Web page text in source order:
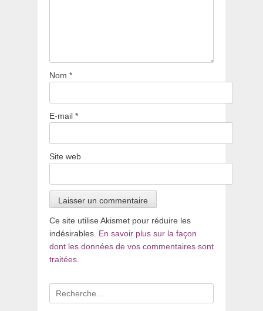
Nom *
E-mail *
Site web
Ce site utilise Akismet pour réduire les
indésirables. En savoir plus sur la façon
dont les données de vos commentaires sont
traitées.
Recherche
pour